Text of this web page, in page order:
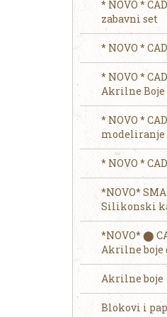
* NOVO *
zabavni set
* NOVO *
* NOVO *
Akrilne Boje
* NOVO *
modeliranje
* NOVO *
*NOVO*
Silikonski
*NOVO* ⬤
Akrilne
Akrilne boje
Blokovi i